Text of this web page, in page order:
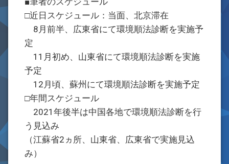
□近日スケジュール：当面、北京滞在
8月前半、広東省にて環境順法診断を実施予
定
11月初め、山東省にて環境順法診断を実施
予定
12月頃、蘇州にて環境順法診断を実施予定
□年間スケジュール
2021年後半は中国各地で環境順法診断を行
う見込み
（江蘇省2ヵ所、山東省、広東省で実施見込
み）